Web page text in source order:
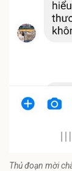
Thủ đoạn mời